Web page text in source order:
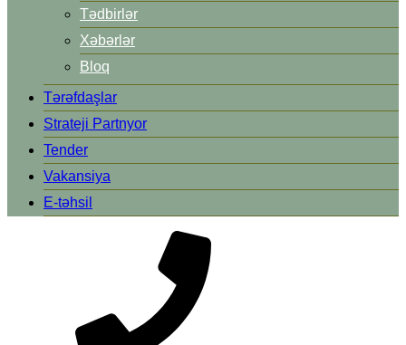
Tədbirlər
Xəbərlər
Bloq
Tərəfdaşlar
Strateji Partnyor
Tender
Vakansiya
E-təhsil